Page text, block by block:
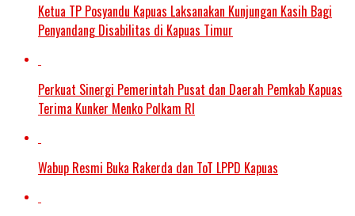
Ketua TP Posyandu Kapuas Laksanakan Kunjungan Kasih Bagi
Penyandang Disabilitas di Kapuas Timur
Perkuat Sinergi Pemerintah Pusat dan Daerah Pemkab Kapuas
Terima Kunker Menko Polkam RI
Wabup Resmi Buka Rakerda dan ToT LPPD Kapuas